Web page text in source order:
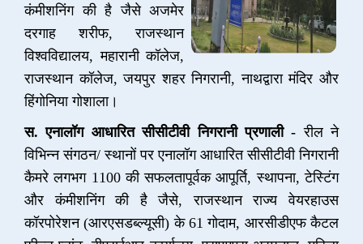
कंमीशनिंग की है जैसे अजमेर
दरगाह शरीफ, राजस्थान
विश्वविद्यालय, महारानी कॉलेज,
राजस्थान कॉलेज, जयपुर शहर निगरानी, नाथद्वारा मंदिर और
हिंगोनिया गोशाला।
स. एनालॉग आधारित सीसीटीवी निगरानी प्रणाली - रील ने
विभिन्न संगठन/ स्थानों पर एनालॉग आधारित सीसीटीवी निगरानी
कैमरे लगभग 1100 की सफलतापूर्वक आपूर्ति, स्थापना, टेस्टिंग
और कंमीशनिंग की है जैसे, राजस्थान राज्य वेयरहाउस
कॉरपोरेशन (आरएसडब्ल्यूसी) के 61 गोदाम, आरसीडीएफ कैटल